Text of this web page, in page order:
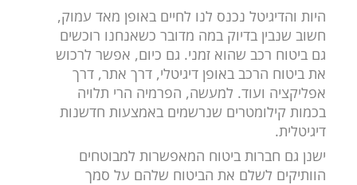
היות והדיגיטל נכנס לנו לחיים באופן מאד עמוק,
חשוב שנבין בדיוק במה מדובר כשאנחנו רוכשים
גם ביטוח רכב שהוא זמני. גם כיום, אפשר לרכוש
את ביטוח הרכב באופן דיגיטלי, דרך אתר, דרך
אפליקציה ועוד. למעשה, הפרמיה הרי תלויה
בכמות קילומטרים שנרשמים באמצעות חדשנות
דיגיטלית.
ישנן גם חברות ביטוח המאפשרות למבוטחים
הוותיקים לשלם את הביטוח שלהם על סמך